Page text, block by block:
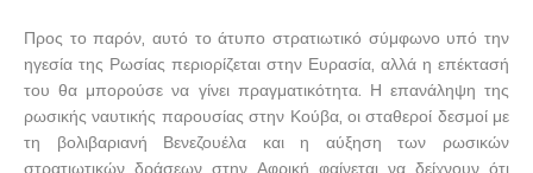
Προς το παρόν, αυτό το άτυπο στρατιωτικό σύμφωνο υπό την
ηγεσία της Ρωσίας περιορίζεται στην Ευρασία, αλλά η επέκτασή
του θα μπορούσε να γίνει πραγματικότητα. Η επανάληψη της
ρωσικής ναυτικής παρουσίας στην Κούβα, οι σταθεροί δεσμοί με
τη βολιβαριανή Βενεζουέλα και η αύξηση των ρωσικών